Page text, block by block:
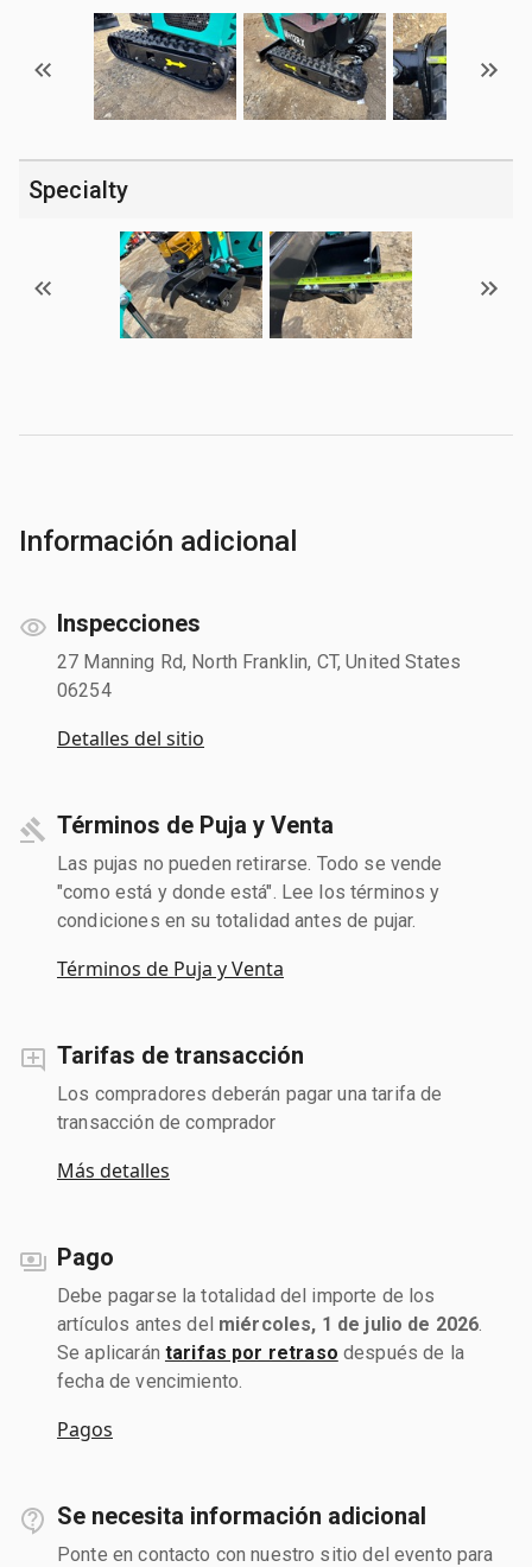
Specialty
Información adicional
Inspecciones
27 Manning Rd, North Franklin, CT, United States
06254
Detalles del sitio
Términos de Puja y Venta
Las pujas no pueden retirarse. Todo se vende
"como está y donde está". Lee los términos y
condiciones en su totalidad antes de pujar.
Términos de Puja y Venta
Tarifas de transacción
Los compradores deberán pagar una tarifa de
transacción de comprador
Más detalles
Pago
Debe pagarse la totalidad del importe de los
artículos antes del miércoles, 1 de julio de 2026
Se aplicarán tarifas por retraso después de la
fecha de vencimiento.
Pagos
Se necesita información adicional
Ponte en contacto con nuestro sitio del evento para